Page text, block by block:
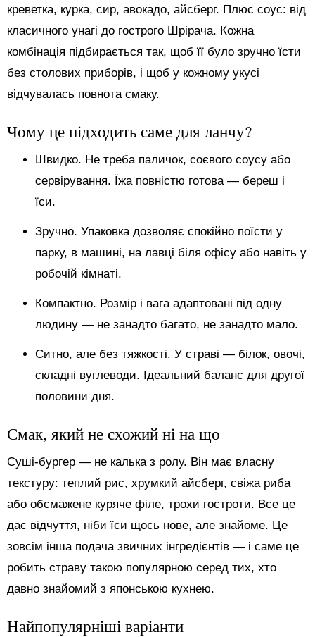
креветка, курка, сир, авокадо, айсберг. Плюс соус: від
класичного унагі до гострого Шрірача. Кожна
комбінація підбирається так, щоб її було зручно їсти
без столових приборів, і щоб у кожному укусі
відчувалась повнота смаку.
Чому це підходить саме для ланчу?
Швидко. Не треба паличок, соєвого соусу або
сервірування. Їжа повністю готова — береш і
їси.
Зручно. Упаковка дозволяє спокійно поїсти у
парку, в машині, на лавці біля офісу або навіть у
робочій кімнаті.
Компактно. Розмір і вага адаптовані під одну
людину — не занадто багато, не занадто мало.
Ситно, але без тяжкості. У страві — білок, овочі,
складні вуглеводи. Ідеальний баланс для другої
половини дня.
Смак, який не схожий ні на що
Суші-бургер — не калька з ролу. Він має власну
текстуру: теплий рис, хрумкий айсберг, свіжа риба
або обсмажене куряче філе, трохи гостроти. Все це
дає відчуття, ніби їси щось нове, але знайоме. Це
зовсім інша подача звичних інгредієнтів — і саме це
робить страву такою популярною серед тих, хто
давно знайомий з японською кухнею.
Найпопулярніші варіанти